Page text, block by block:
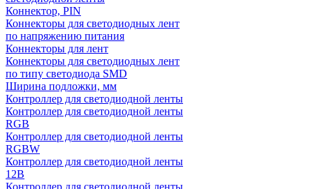
Коннектор, PIN
Коннекторы для светодиодных лент
по напряжению питания
Коннекторы для лент
Коннекторы для светодиодных лент
по типу светодиода SMD
Ширина подложки, мм
Контроллер для светодиодной ленты
Контроллер для светодиодной ленты
RGB
Контроллер для светодиодной ленты
RGBW
Контроллер для светодиодной ленты
12В
Контроллер для светодиодной ленты